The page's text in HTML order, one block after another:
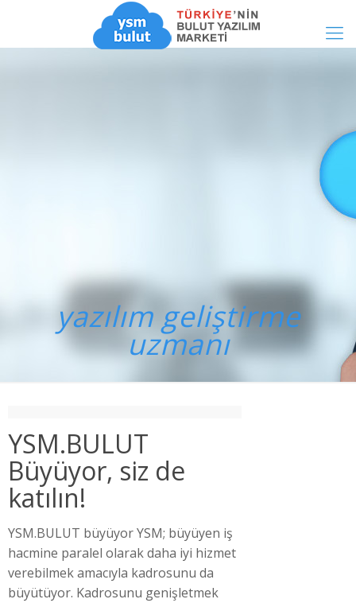
yazılım geliştirme
uzmanı
YSM.BULUT
Büyüyor, siz de
katılın!
YSM.BULUT büyüyor YSM; büyüyen iş
hacmine paralel olarak daha iyi hizmet
verebilmek amacıyla kadrosunu da
büyütüyor. Kadrosunu genişletmek